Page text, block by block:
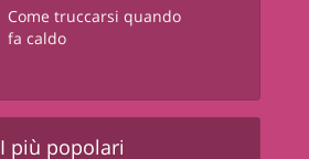
Come truccarsi quando
fa caldo
I più popolari